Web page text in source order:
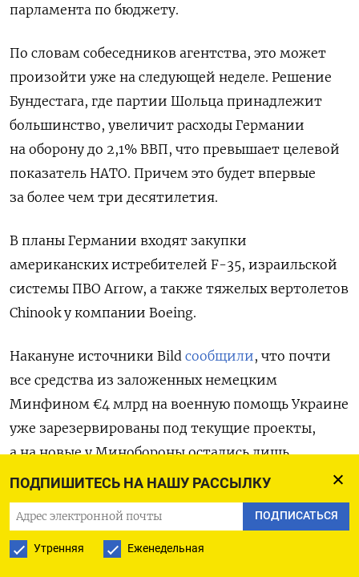
ПОДПИШИТЕСЬ НА НАШУ РАССЫЛКУ
ПОДПИСАТЬСЯ
Утренняя Еженедельная
парламента по бюджету.
По словам собеседников агентства, это может
произойти уже на следующей неделе. Решение
Бундестага, где партии Шольца принадлежит
большинство, увеличит расходы Германии
на оборону до 2,1% ВВП, что превышает целевой
показатель НАТО. Причем это будет впервые
за более чем три десятилетия.
В планы Германии входят закупки
американских истребителей F-35, израильской
системы ПВО Arrow, а также тяжелых вертолетов
Chinook у компании Boeing.
Накануне источники Bild сообщили, что почти
все средства из заложенных немецким
Минфином €4 млрд на военную помощь Украине
уже зарезервированы под текущие проекты,
а на новые у Минобороны остались лишь
€120 млн. Ведомство запросило дополнительно
€5 млрд. В итоге в правительстве договорились,
что, кроме расширения помощи на €4 млрд,
Минобороны также сможет потратить